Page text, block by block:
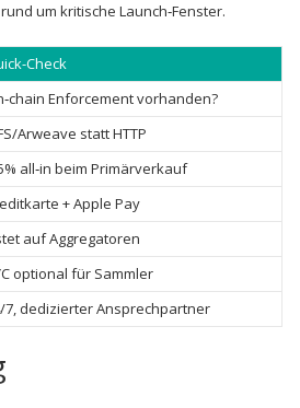
um kritische Launch‑Fenster.
Check
Enforcement vorhanden?
Arweave statt HTTP
all‑in beim Primärverkauf
+ Apple Pay
auf Aggregatoren
optional für Sammler
7, dedizierter Ansprechpartner